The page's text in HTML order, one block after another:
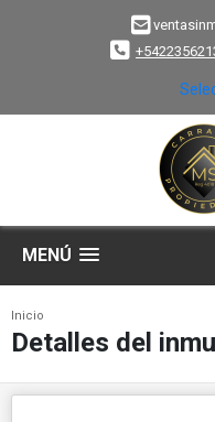
MENÚ
Inicio
Detalles del